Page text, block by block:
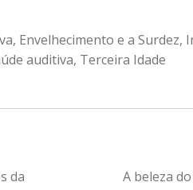
, Envelhecimento e a Surdez,
auditiva, Terceira Idade
da
A beleza